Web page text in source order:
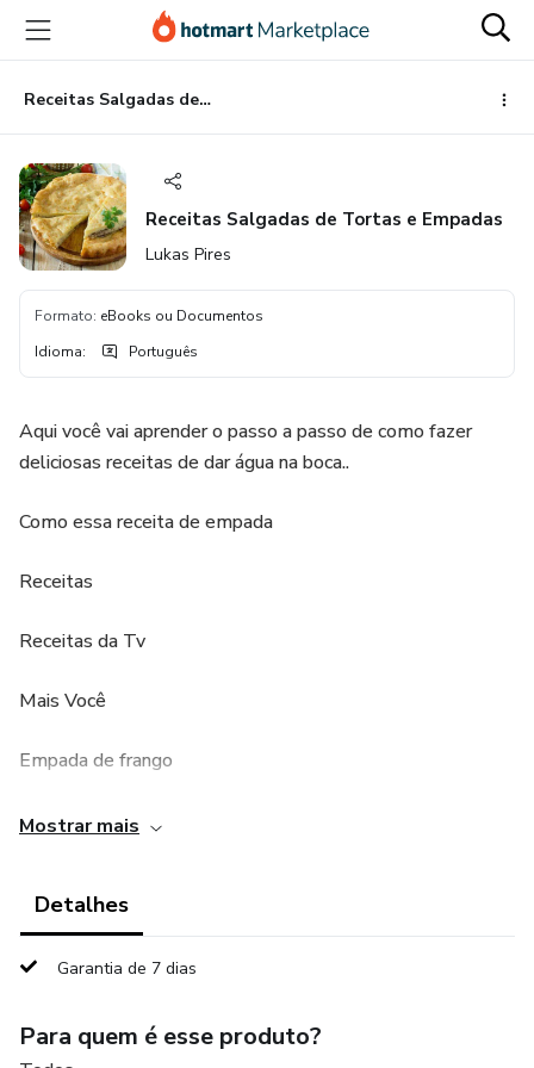
para
conteúdo
principal
para
pagamento
para
rodapé
Receitas Salgadas de Tortas e Empadas
Receitas Salgadas de Tortas e Empadas
Lukas Pires
Formato: eBooks ou Documentos
Idioma: Português
Aqui você vai aprender o passo a passo de como fazer
deliciosas receitas de dar água na boca..
Como essa receita de empada
Receitas
Receitas da Tv
Mais Você
Empada de frango
Empada de frango
30 unidades
Mais Você
Mostrar mais
Detalhes
Garantia de 7 dias
Para quem é esse produto?